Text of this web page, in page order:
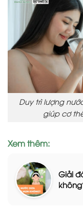
Duy trì lượng
giúp cơ
Xem thêm:
Giải